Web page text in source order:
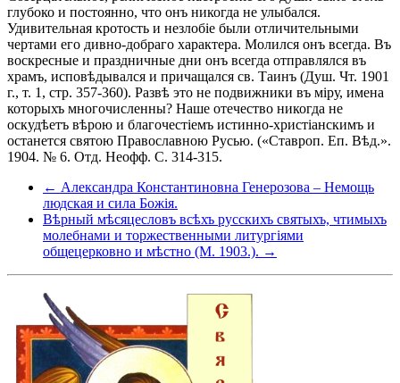
глубоко и постоянно, что онъ никогда не улыбался.
Удивительная кротость и незлобіе были отличительными
чертами его дивно-добраго характера. Молился онъ всегда. Въ
воскресные и праздничные дни онъ всегда отправлялся въ
храмъ, исповѣдывался и причащался св. Таинъ (Душ. Чт. 1901
г., т. 1, стр. 357-360). Развѣ это не подвижники въ міру, имена
которыхъ многочисленны? Наше отечество никогда не
оскудѣетъ вѣрою и благочестіемъ истинно-христіанскимъ и
останется святою Православною Русью. («Ставроп. Еп. Вѣд.».
1904. № 6. Отд. Неофф. С. 314-315.
← Александра Константиновна Генерозова – Немощь
людская и сила Божія.
Вѣрный мѣсяцесловъ всѣхъ русскихъ святыхъ, чтимыхъ
молебнами и торжественными литургіями
общецерковно и мѣстно (М. 1903.). →